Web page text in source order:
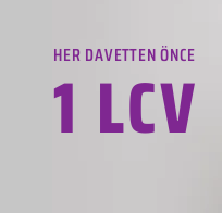
HER DAVETTEN ÖNCE
1 LCV